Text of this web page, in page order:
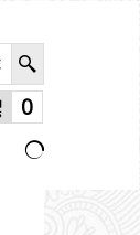
0